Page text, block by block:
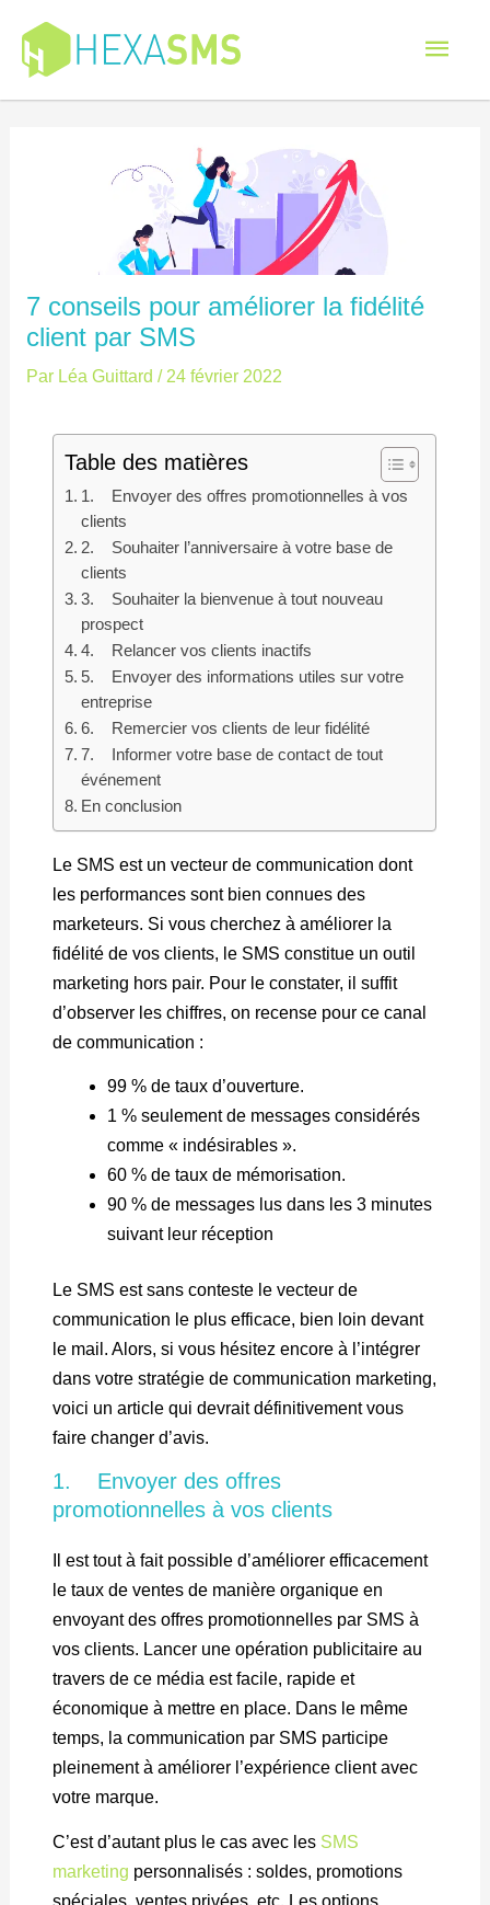
7 conseils pour améliorer la fidélité
client par SMS
Par Léa Guittard / 24 février 2022
Table des matières
1. Envoyer des offres promotionnelles à vos
clients
2. Souhaiter l’anniversaire à votre base de
clients
3. Souhaiter la bienvenue à tout nouveau
prospect
4. Relancer vos clients inactifs
5. Envoyer des informations utiles sur votre
entreprise
6. Remercier vos clients de leur fidélité
7. Informer votre base de contact de tout
événement
En conclusion
Le SMS est un vecteur de communication dont
les performances sont bien connues des
marketeurs. Si vous cherchez à améliorer la
fidélité de vos clients, le SMS constitue un outil
marketing hors pair. Pour le constater, il suffit
d’observer les chiffres, on recense pour ce canal
de communication :
99 % de taux d’ouverture.
1 % seulement de messages considérés
comme « indésirables ».
60 % de taux de mémorisation.
90 % de messages lus dans les 3 minutes
suivant leur réception
Le SMS est sans conteste le vecteur de
communication le plus efficace, bien loin devant
le mail. Alors, si vous hésitez encore à l’intégrer
dans votre stratégie de communication marketing,
voici un article qui devrait définitivement vous
faire changer d’avis.
1. Envoyer des offres
promotionnelles à vos clients
Il est tout à fait possible d’améliorer efficacement
le taux de ventes de manière organique en
envoyant des offres promotionnelles par SMS à
vos clients. Lancer une opération publicitaire au
travers de ce média est facile, rapide et
économique à mettre en place. Dans le même
temps, la communication par SMS participe
pleinement à améliorer l’expérience client avec
votre marque.
C’est d’autant plus le cas avec les SMS
marketing personnalisés : soldes, promotions
spéciales, ventes privées, etc. Les options